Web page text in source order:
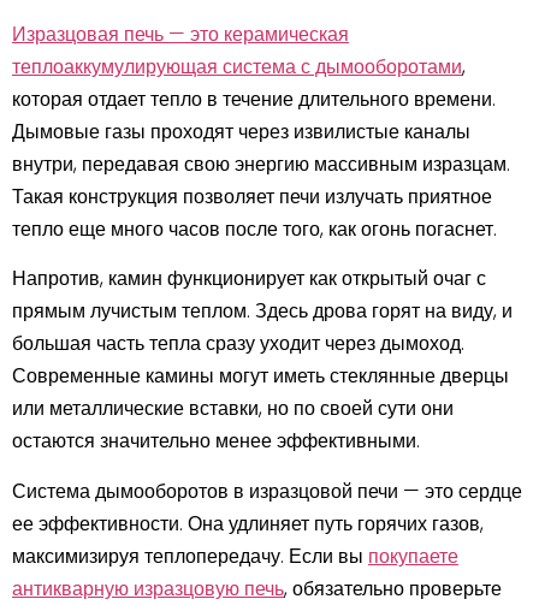
Изразцовая печь — это керамическая
теплоаккумулирующая система с дымооборотами,
которая отдает тепло в течение длительного времени.
Дымовые газы проходят через извилистые каналы
внутри, передавая свою энергию массивным изразцам.
Такая конструкция позволяет печи излучать приятное
тепло еще много часов после того, как огонь погаснет.
Напротив, камин функционирует как открытый очаг с
прямым лучистым теплом. Здесь дрова горят на виду, и
большая часть тепла сразу уходит через дымоход.
Современные камины могут иметь стеклянные дверцы
или металлические вставки, но по своей сути они
остаются значительно менее эффективными.
Система дымооборотов в изразцовой печи — это сердце
ее эффективности. Она удлиняет путь горячих газов,
максимизируя теплопередачу. Если вы покупаете
антикварную изразцовую печь, обязательно проверьте